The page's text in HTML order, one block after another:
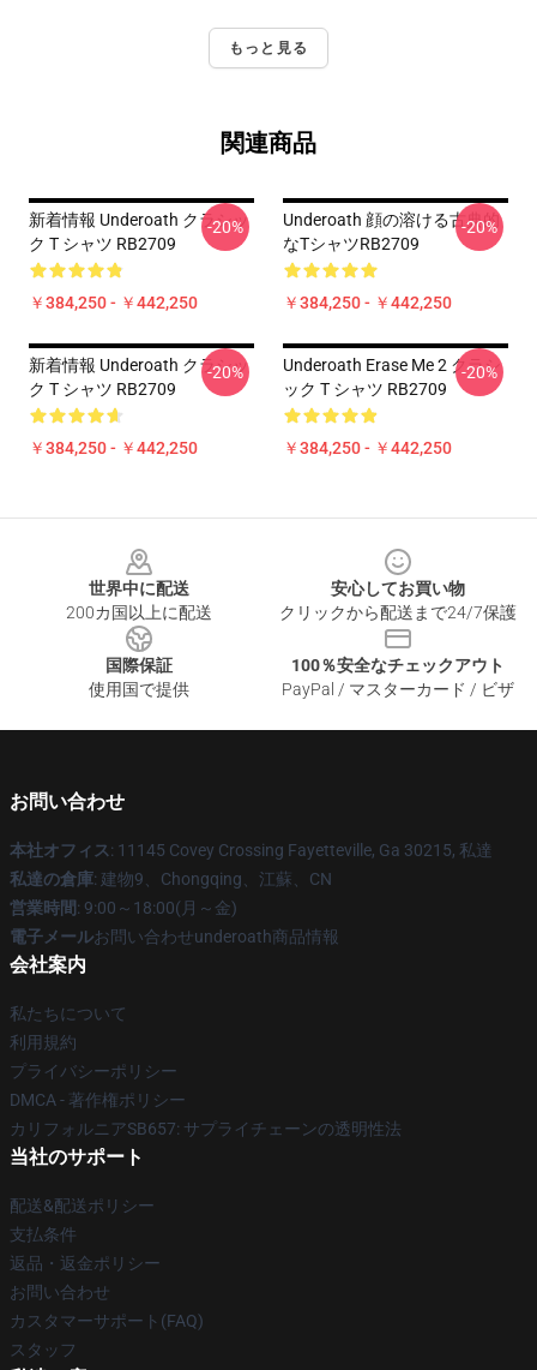
もっと見る
関連商品
新着情報 Underoath クラシッ
ク T シャツ RB2709
￥384,250 - ￥442,250
-20%
Underoath 顔の溶ける古典的
なTシャツRB2709
￥384,250 - ￥442,250
-20%
新着情報 Underoath クラシッ
ク T シャツ RB2709
￥384,250 - ￥442,250
-20%
Underoath Erase Me 2 クラシ
ック T シャツ RB2709
￥384,250 - ￥442,250
-20%
世界中に配送
200カ国以上に配送
安心してお買い物
クリックから配送まで24/7保護
国際保証
使用国で提供
100％安全なチェックアウト
PayPal / マスターカード / ビザ
お問い合わせ
本社オフィス: 11145 Covey Crossing Fayetteville, Ga 30215, 私達
私達の倉庫: 建物9、Chongqing、江蘇、CN
営業時間: 9:00～18:00(月～金)
電子メールお問い合わせunderoath商品情報
会社案内
私たちについて
利用規約
プライバシーポリシー
DMCA - 著作権ポリシー
カリフォルニアSB657: サプライチェーンの透明性法
当社のサポート
配送&配送ポリシー
支払条件
返品・返金ポリシー
お問い合わせ
カスタマーサポート(FAQ)
スタッフ